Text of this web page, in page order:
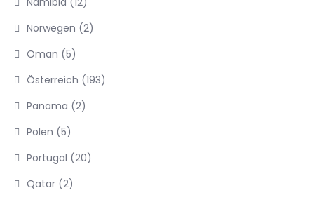
Norwegen (2)
Oman (5)
Österreich (193)
Panama (2)
Polen (5)
Portugal (20)
Qatar (2)